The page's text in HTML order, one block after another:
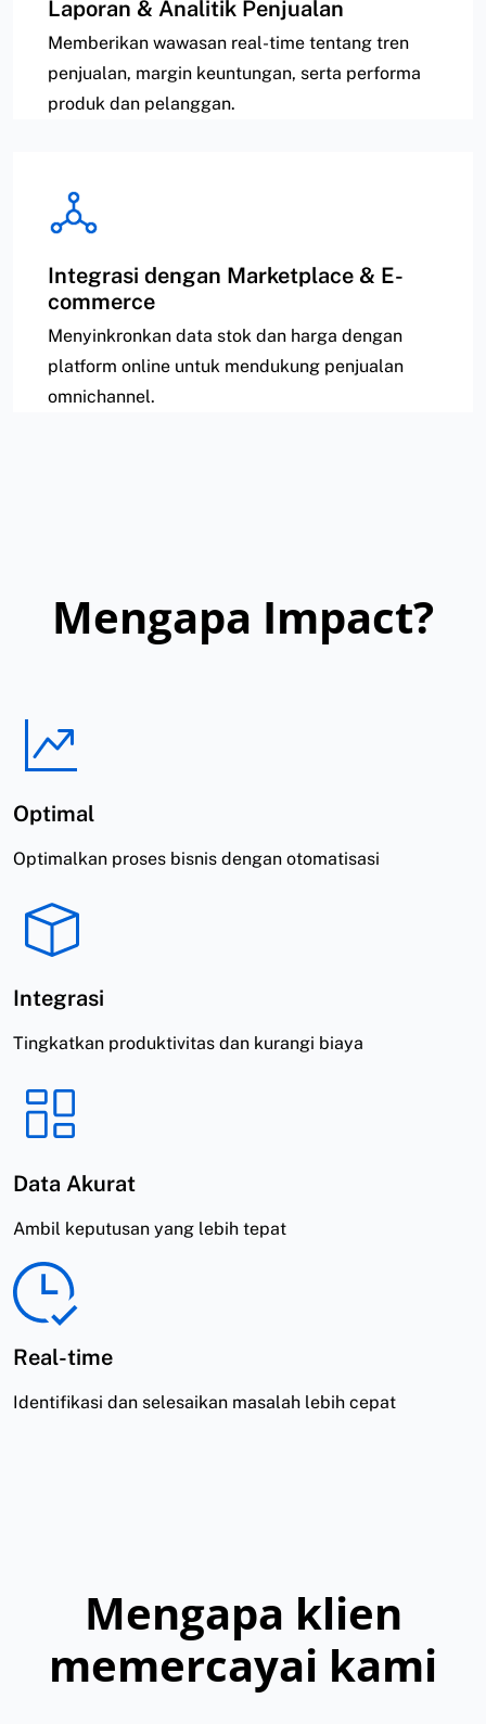
Laporan & Analitik Penjualan
Memberikan wawasan real-time tentang tren
penjualan, margin keuntungan, serta performa
produk dan pelanggan.
Integrasi dengan Marketplace & E-
commerce
Menyinkronkan data stok dan harga dengan
platform online untuk mendukung penjualan
omnichannel.
Mengapa Impact?
Optimal
Optimalkan proses bisnis dengan otomatisasi
Integrasi
Tingkatkan produktivitas dan kurangi biaya
Data Akurat
Ambil keputusan yang lebih tepat
Real-time
Identifikasi dan selesaikan masalah lebih cepat
Mengapa klien
memercayai kami